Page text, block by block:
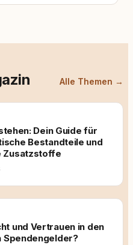
Alle Themen →
Dein Guide für
Bestandteile und
Zusatzstoffe
und Vertrauen in den
Spendengelder?